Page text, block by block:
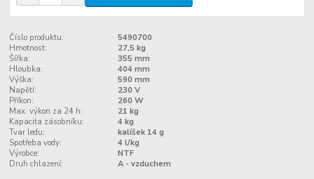
Číslo produktu:
5490700
Hmotnost:
27,5 kg
Šířka:
355 mm
Hloubka:
404 mm
Výška:
590 mm
Napětí:
230 V
Příkon:
260 W
Max. výkon za 24 h:
21 kg
Kapacita zásobníku:
4 kg
Tvar ledu:
kalíšek 14 g
Spotřeba vody:
4 l/kg
Výrobce:
NTF
Druh chlazení:
A - vzduchem